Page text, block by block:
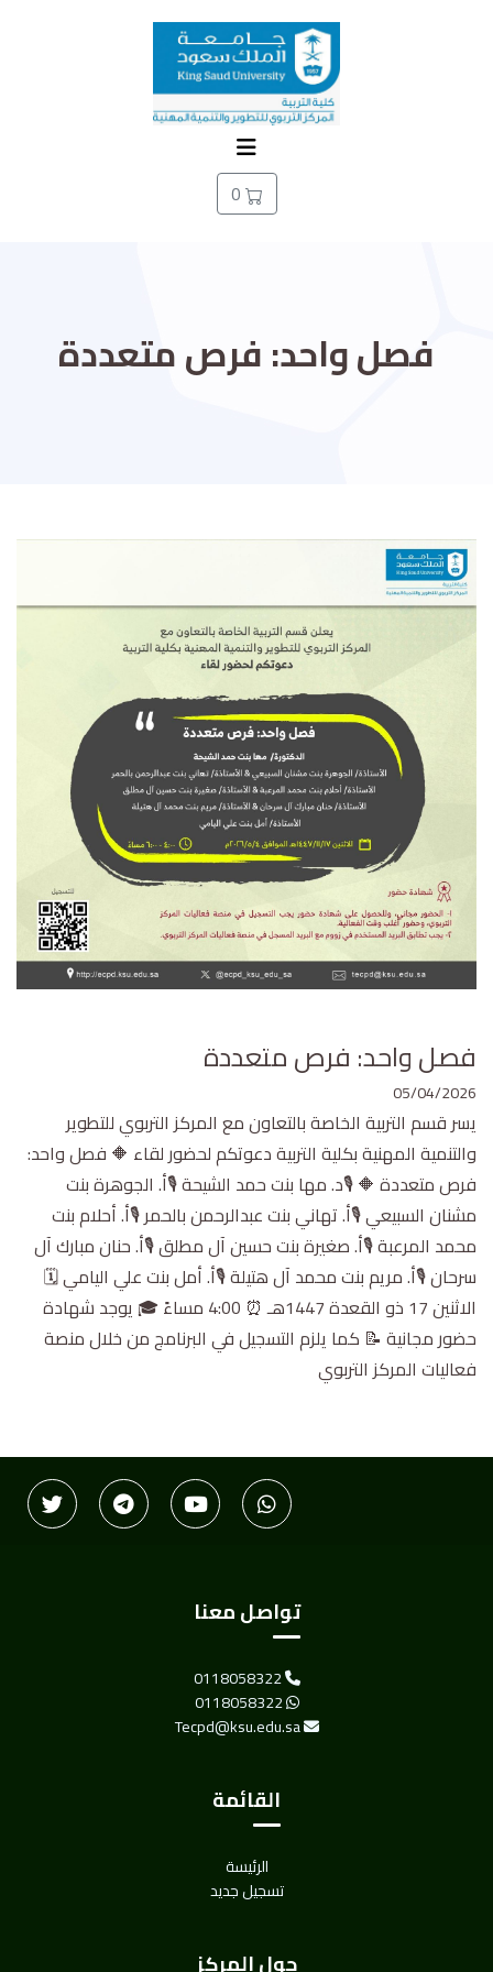
0
فصل واحد: فرص متعددة
فصل واحد: فرص متعددة
05/04/2026
يسر قسم التربية الخاصة بالتعاون مع المركز التربوي للتطوير
والتنمية المهنية بكلية التربية دعوتكم لحضور لقاء 🔶 فصل واحد:
فرص متعددة 🔶 🎙️د. مها بنت حمد الشيحة 🎙️أ. الجوهرة بنت
مشنان السبيعي 🎙️أ. تهاني بنت عبدالرحمن بالحمر 🎙️أ. أحلام بنت
محمد المرعبة 🎙️أ. صغيرة بنت حسين آل مطلق 🎙️أ. حنان مبارك آل
سرحان 🎙️أ. مريم بنت محمد آل هتيلة 🎙️أ. أمل بنت علي اليامي 🗓️
الاثنين 17 ذو القعدة 1447هـ ⏰ 4:00 مساءً 🎓 يوجد شهادة
حضور مجانية 📝 كما يلزم التسجيل في البرنامج من خلال منصة
فعاليات المركز التربوي
تواصل معنا
0118058322
0118058322
Tecpd@ksu.edu.sa
القائمة
الرئيسة
تسجيل جديد
حول المركز